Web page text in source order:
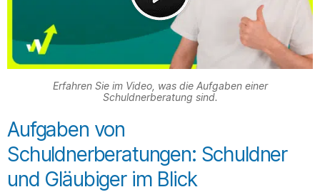
Erfahren Sie im Video, was die Aufgaben einer
Schuldnerberatung sind.
Aufgaben von
Schuldnerberatungen: Schuldner
und Gläubiger im Blick